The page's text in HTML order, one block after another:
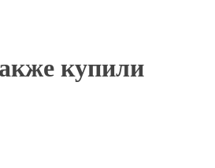
купили